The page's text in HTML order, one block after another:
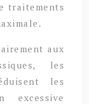
traitements
aux
les
les
excessive